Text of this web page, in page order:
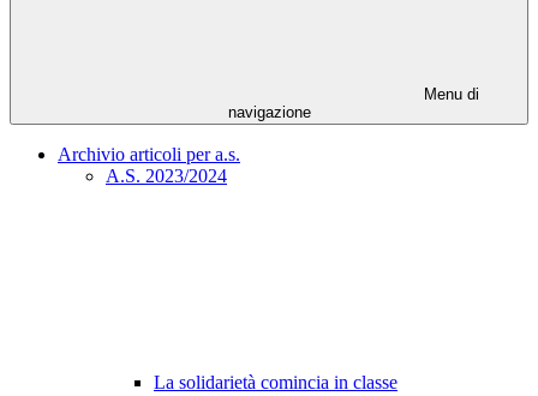
Menu di
navigazione
Archivio articoli per a.s.
A.S. 2023/2024
La solidarietà comincia in classe